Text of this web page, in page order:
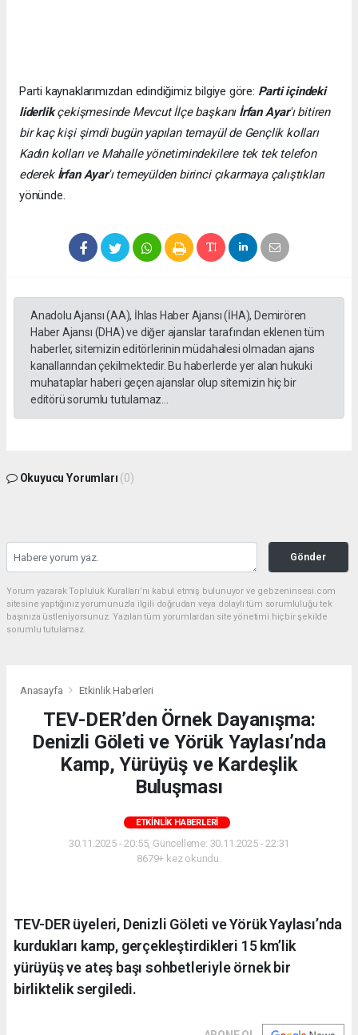
Parti kaynaklarımızdan edindiğimiz bilgiye göre: Parti içindeki
liderlikçekişmesinde Mevcut İlçe başkanıİrfan Ayar'ı bitiren
bir kaç kişi şimdi bugün yapılan temayül de Gençlik kolları
Kadın kolları ve Mahalle yönetimindekilere tek tek telefon
ederek İrfan Ayar'ı temeyülden birinci çıkarmaya çalıştıkları
yönünde.
Anadolu Ajansı (AA), İhlas Haber Ajansı (İHA), Demirören
Haber Ajansı (DHA) ve diğer ajanslar tarafından eklenen tüm
haberler, sitemizin editörlerinin müdahalesi olmadan ajans
kanallarından çekilmektedir. Bu haberlerde yer alan hukuki
muhataplar haberi geçen ajanslar olup sitemizin hiç bir
editörü sorumlu tutulamaz...
Okuyucu Yorumları (0)
Gönder
Yorum yazarak Topluluk Kuralları’nı kabul etmiş bulunuyor ve gebzeninsesi.com
sitesine yaptığınız yorumunuzla ilgili doğrudan veya dolaylı tüm sorumluluğu tek
başınıza üstleniyorsunuz. Yazılan tüm yorumlardan site yönetimi hiçbir şekilde
sorumlu tutulamaz.
Anasayfa Etkinlik Haberleri
TEV-DER’den Örnek Dayanışma:
Denizli Göleti ve Yörük Yaylası’nda
Kamp, Yürüyüş ve Kardeşlik
Buluşması
ETKINLIK HABERLERI
30.11.2025 - 20:55, Güncelleme: 30.11.2025 - 22:31
8679+ kez okundu.
TEV-DER üyeleri, Denizli Göleti ve Yörük Yaylası’nda
kurdukları kamp, gerçekleştirdikleri 15 km’lik
yürüyüş ve ateş başı sohbetleriyle örnek bir
birliktelik sergiledi.